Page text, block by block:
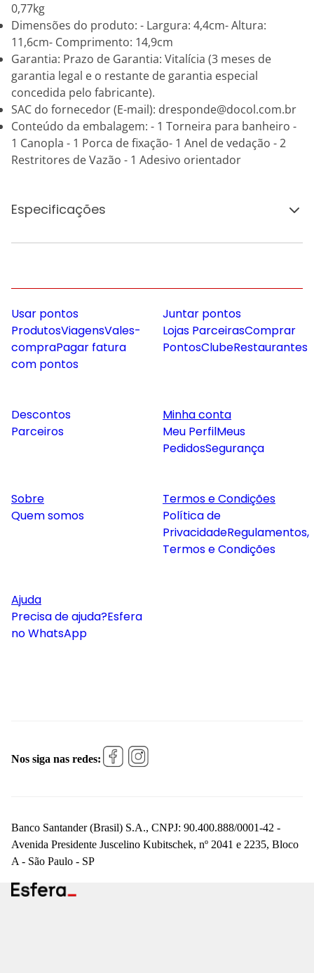
0,77kg
Dimensões do produto: - Largura: 4,4cm- Altura:
11,6cm- Comprimento: 14,9cm
Garantia: Prazo de Garantia: Vitalícia (3 meses de
garantia legal e o restante de garantia especial
concedida pelo fabricante).
SAC do fornecedor (E-mail): dresponde@docol.com.br
Conteúdo da embalagem: - 1 Torneira para banheiro -
1 Canopla - 1 Porca de fixação- 1 Anel de vedação - 2
Restritores de Vazão - 1 Adesivo orientador
Especificações
Usar pontos
ProdutosViagensVales-
compraPagar fatura
com pontos
Juntar pontos
Lojas ParceirasComprar
PontosClubeRestaurantes
Descontos
Parceiros
Minha conta
Meu PerfilMeus
PedidosSegurança
Sobre
Quem somos
Termos e Condições
Política de
PrivacidadeRegulamentos,
Termos e Condições
Ajuda
Precisa de ajuda?Esfera
no WhatsApp
Nos siga nas redes:
Banco Santander (Brasil) S.A., CNPJ: 90.400.888/0001-42 -
Avenida Presidente Juscelino Kubitschek, nº 2041 e 2235, Bloco
A - São Paulo - SP